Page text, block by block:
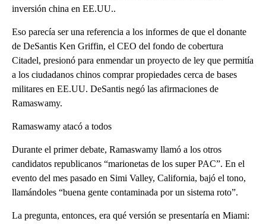
inversión china en EE.UU..
Eso parecía ser una referencia a los informes de que el donante
de DeSantis Ken Griffin, el CEO del fondo de cobertura
Citadel, presionó para enmendar un proyecto de ley que permitía
a los ciudadanos chinos comprar propiedades cerca de bases
militares en EE.UU. DeSantis negó las afirmaciones de
Ramaswamy.
Ramaswamy atacó a todos
Durante el primer debate, Ramaswamy llamó a los otros
candidatos republicanos “marionetas de los super PAC”. En el
evento del mes pasado en Simi Valley, California, bajó el tono,
llamándoles “buena gente contaminada por un sistema roto”.
La pregunta, entonces, era qué versión se presentaría en Miami: